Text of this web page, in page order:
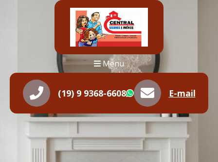
Menu
(19) 9 9368-6608 WhatsApp
E-mail